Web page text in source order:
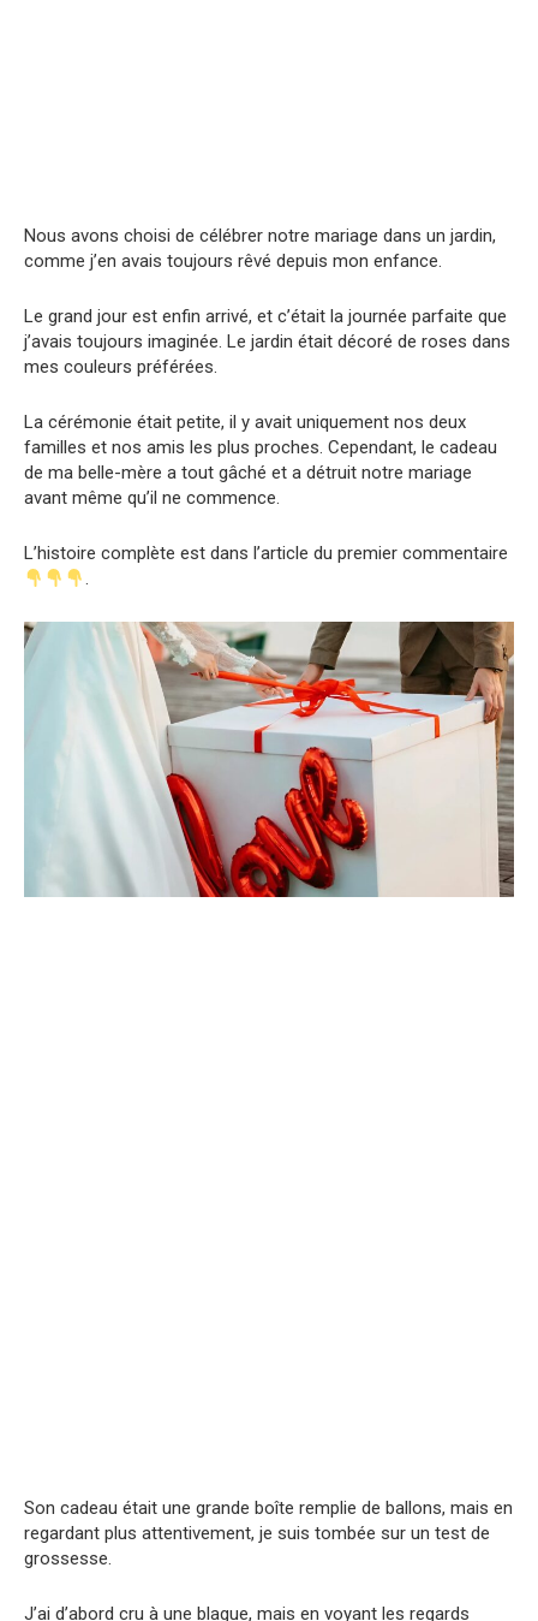
Nous avons choisi de célébrer notre mariage dans un jardin,
comme j’en avais toujours rêvé depuis mon enfance.
Le grand jour est enfin arrivé, et c’était la journée parfaite que
j’avais toujours imaginée. Le jardin était décoré de roses dans
mes couleurs préférées.
La cérémonie était petite, il y avait uniquement nos deux
familles et nos amis les plus proches. Cependant, le cadeau
de ma belle-mère a tout gâché et a détruit notre mariage
avant même qu’il ne commence.
L’histoire complète est dans l’article du premier commentaire
.
Son cadeau était une grande boîte remplie de ballons, mais en
regardant plus attentivement, je suis tombée sur un test de
grossesse.
J’ai d’abord cru à une blague, mais en voyant les regards